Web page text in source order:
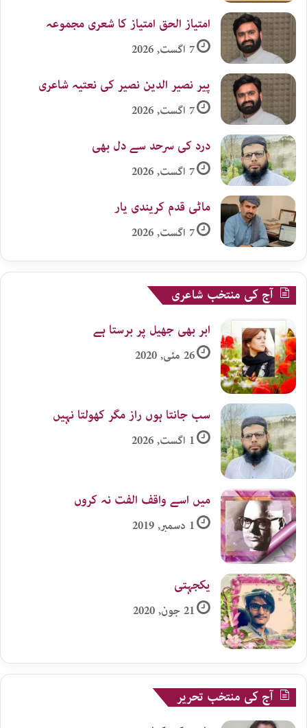
امتیاز الحق امتیاز کا شعری مجموعہ
7 اگست, 2026
پیر نصیر الدین نصیر کی نعتیہ شاعری
7 اگست, 2026
درد کی سرحد سے دل بھی
7 اگست, 2026
ماٹی قدم کریندی یار
7 اگست, 2026
آج کی منتخب شاعری
ابر بھی جھیل پر برستا ہے
26 مئی, 2020
سب جانتا ہوں راز مگر کھولتا نہیں
1 اگست, 2026
میں اسے واقف الفت نہ کروں
1 دسمبر, 2019
یکجہتی
21 جون, 2020
آج کی منتخب تحریر